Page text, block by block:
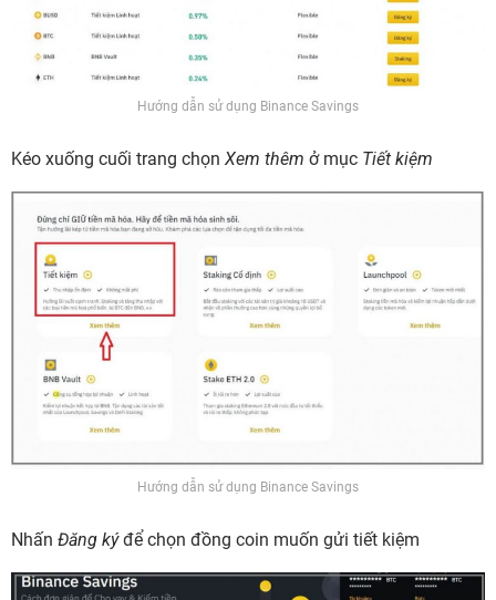
Hướng dẫn sử dụng Binance Savings
Kéo xuống cuối trang chọn Xem thêm ở mục Tiết kiệm
Hướng dẫn sử dụng Binance Savings
Nhấn Đăng kýđể chọn đồng coin muốn gửi tiết kiệm